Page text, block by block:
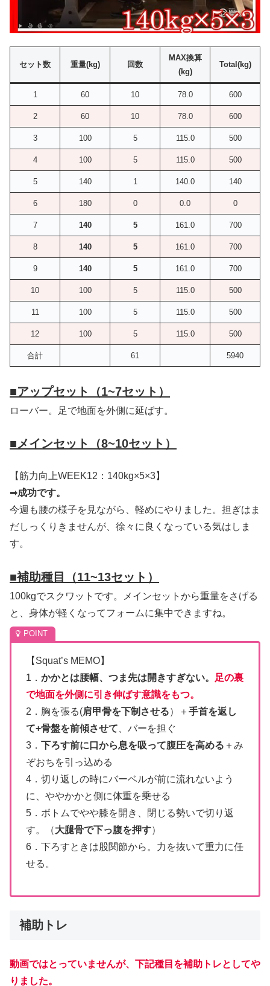
セット数 重量(kg) 回数
MAX換算
(kg)
Total(kg)
1 60 10 78.0 600
2 60 10 78.0 600
3 100 5 115.0 500
4 100 5 115.0 500
5 140 1 140.0 140
6 180 0 0.0 0
7 140 5 161.0 700
8 140 5 161.0 700
9 140 5 161.0 700
10 100 5 115.0 500
11 100 5 115.0 500
12 100 5 115.0 500
合計 61 5940
■アップセット（1~7セット）
ローバー。足で地面を外側に延ばす。
■メインセット（8~10セット）
【筋力向上WEEK12：140kg×5×3】
➡成功です。
今週も腰の様子を見ながら、軽めにやりました。担ぎはま
だしっくりきませんが、徐々に良くなっている気はしま
す。
■補助種目（11~13セット）
100kgでスクワットです。メインセットから重量をさげる
と、身体が軽くなってフォームに集中できますね。
【Squat’s MEMO】
1． かかとは腰幅、つま先は開きすぎない。
足の裏
で地面を外側に引き伸ばす意識をもつ。
2．胸を張る(肩甲骨を下制させる）＋手首を返し
て+骨盤を前傾させて 、バーを担ぐ
3． 下ろす前に口から息を吸って腹圧を高める ＋み
ぞおちを引っ込める
4．切り返しの時にバーベルが前に流れないよう
に、ややかかと側に体重を乗せる
5．ボトムでやや膝を開き、閉じる勢いで切り返
す。（大腿骨で下っ腹を押す）
6．下ろすときは股関節から。力を抜いて重力に任
せる。
補助トレ
動画ではとっていませんが、下記種目を補助トレとしてや
りました。